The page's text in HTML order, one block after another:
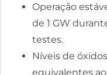
Operação
de 1 GW
testes.
Níveis de
equivalentes